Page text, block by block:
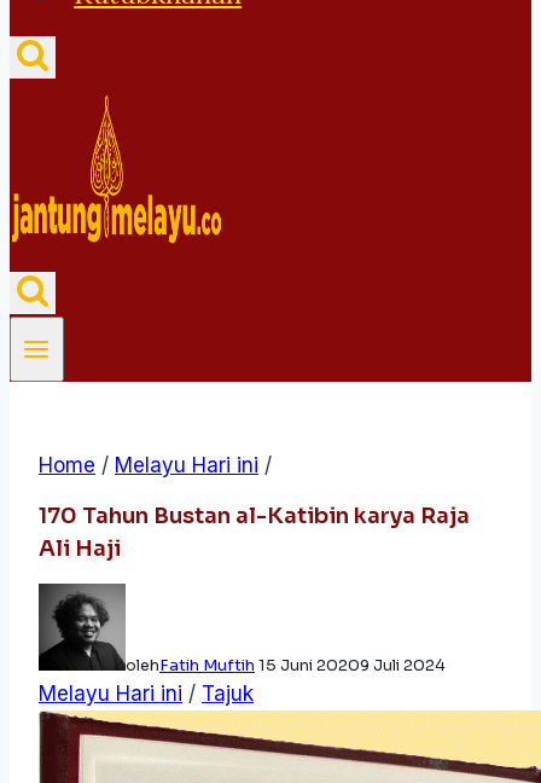
Home / Melayu Hari ini /
170 Tahun Bustan al-Katibin karya Raja
Ali Haji
olehFatih Muftih 15 Juni 20209 Juli 2024
Melayu Hari ini / Tajuk